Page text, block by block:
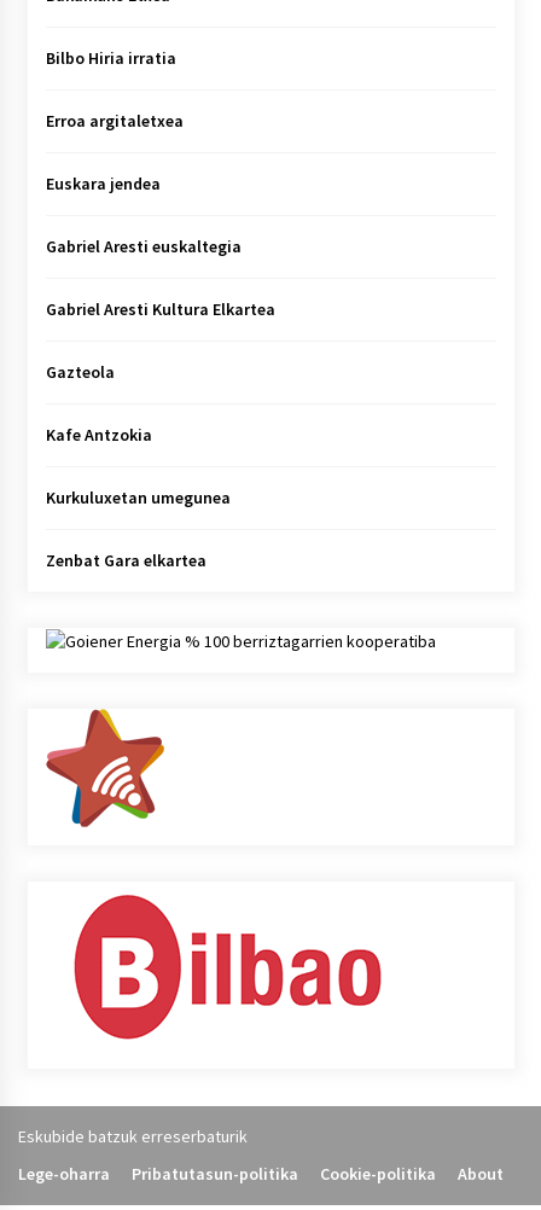
Bilbo Hiria irratia
Erroa argitaletxea
Euskara jendea
Gabriel Aresti euskaltegia
Gabriel Aresti Kultura Elkartea
Gazteola
Kafe Antzokia
Kurkuluxetan umegunea
Zenbat Gara elkartea
Eskubide batzuk erreserbaturik
Lege-oharra
Pribatutasun-politika Cookie-politika About